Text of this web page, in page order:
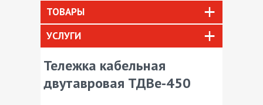
ТОВАРЫ
УСЛУГИ
Тележка кабельная
двутавровая ТДВе-450